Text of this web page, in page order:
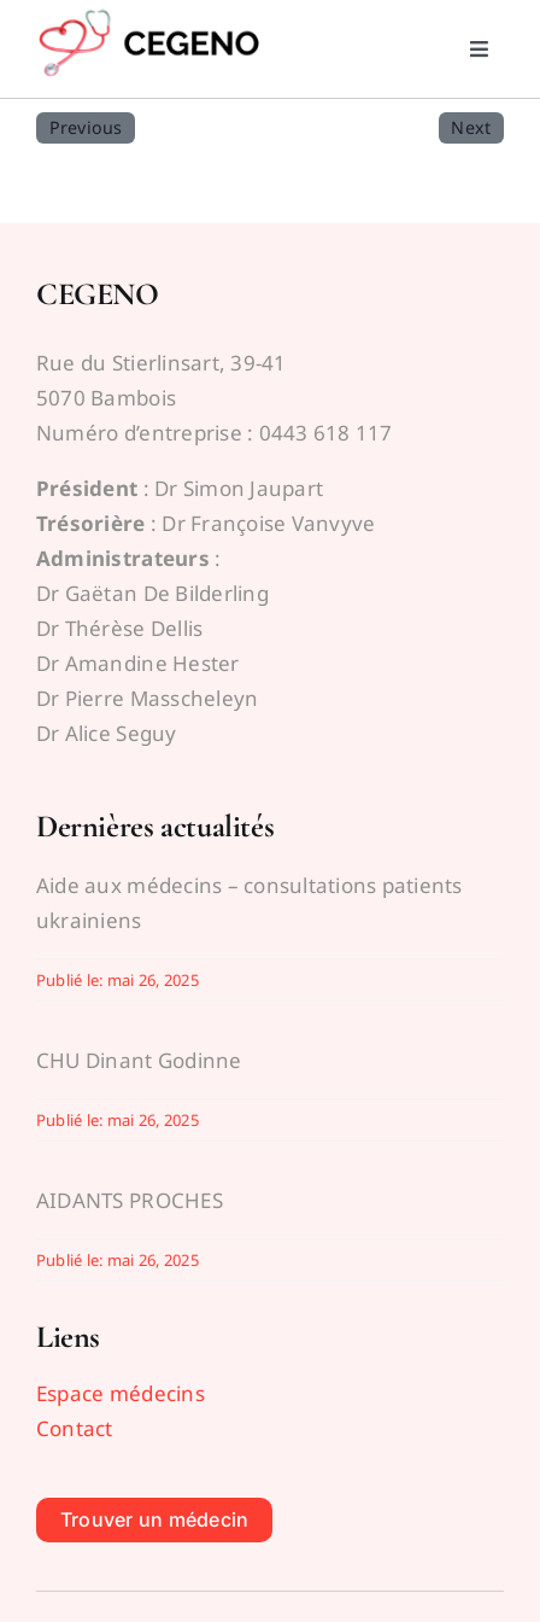
content
Toggle
Home
Trouver un médecin
News
Liens utiles
Espace médecins
Previous Next
CEGENO
Rue du Stierlinsart, 39-41
5070 Bambois
Numéro d’entreprise : 0443 618 117
Président : Dr Simon Jaupart
Trésorière : Dr Françoise Vanvyve
Administrateurs :
Dr Gaëtan De Bilderling
Dr Thérèse Dellis
Dr Amandine Hester
Dr Pierre Masscheleyn
Dr Alice Seguy
Dernières actualités
Aide aux médecins – consultations patients
ukrainiens
Publié le: mai 26, 2025
CHU Dinant Godinne
Publié le: mai 26, 2025
AIDANTS PROCHES
Publié le: mai 26, 2025
Liens
Espace médecins
Contact
Trouver un médecin